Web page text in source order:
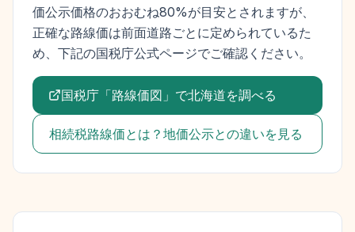
価公示価格のおおむね80%が目安とされますが、
正確な路線価は前面道路ごとに定められているた
め、下記の国税庁公式ページでご確認ください。
国税庁「路線価図」で北海道を調べる
相続税路線価とは？地価公示との違いを見る